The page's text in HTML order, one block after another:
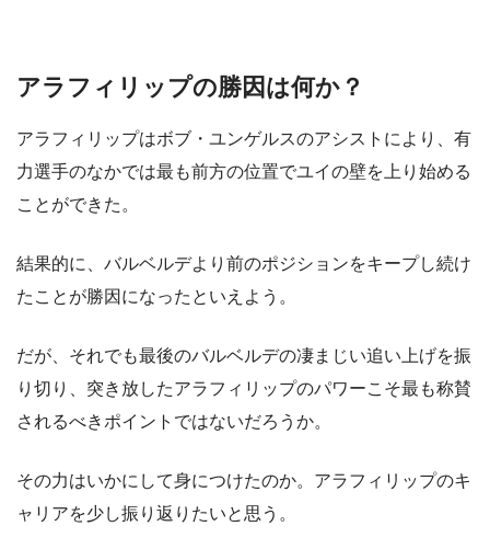
アラフィリップの勝因は何か？
アラフィリップはボブ・ユンゲルスのアシストにより、有
力選手のなかでは最も前方の位置でユイの壁を上り始める
ことができた。
結果的に、バルベルデより前のポジションをキープし続け
たことが勝因になったといえよう。
だが、それでも最後のバルベルデの凄まじい追い上げを振
り切り、突き放したアラフィリップのパワーこそ最も称賛
されるべきポイントではないだろうか。
その力はいかにして身につけたのか。アラフィリップのキ
ャリアを少し振り返りたいと思う。